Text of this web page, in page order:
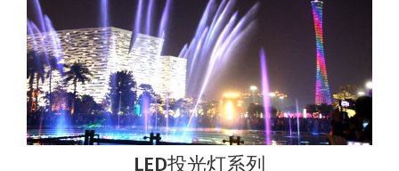
LED投光灯系列